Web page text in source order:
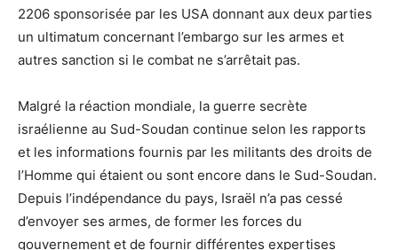
2206 sponsorisée par les USA donnant aux deux parties
un ultimatum concernant l’embargo sur les armes et
autres sanction si le combat ne s’arrêtait pas.
Malgré la réaction mondiale, la guerre secrète
israélienne au Sud-Soudan continue selon les rapports
et les informations fournis par les militants des droits de
l’Homme qui étaient ou sont encore dans le Sud-Soudan.
Depuis l’indépendance du pays, Israël n’a pas cessé
d’envoyer ses armes, de former les forces du
gouvernement et de fournir différentes expertises